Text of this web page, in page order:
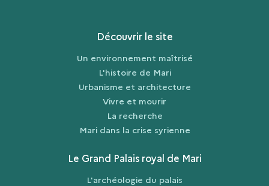
Découvrir le site
Un environnement maîtrisé
L'histoire de Mari
Urbanisme et architecture
Vivre et mourir
La recherche
Mari dans la crise syrienne
Le Grand Palais royal de Mari
L'archéologie du palais